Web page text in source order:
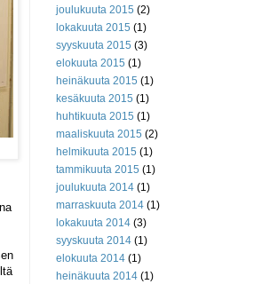
joulukuuta 2015 (2)
lokakuuta 2015 (1)
syyskuuta 2015 (3)
elokuuta 2015 (1)
heinäkuuta 2015 (1)
kesäkuuta 2015 (1)
huhtikuuta 2015 (1)
maaliskuuta 2015 (2)
helmikuuta 2015 (1)
tammikuuta 2015 (1)
joulukuuta 2014 (1)
marraskuuta 2014 (1)
lokakuuta 2014 (3)
syyskuuta 2014 (1)
elokuuta 2014 (1)
heinäkuuta 2014 (1)